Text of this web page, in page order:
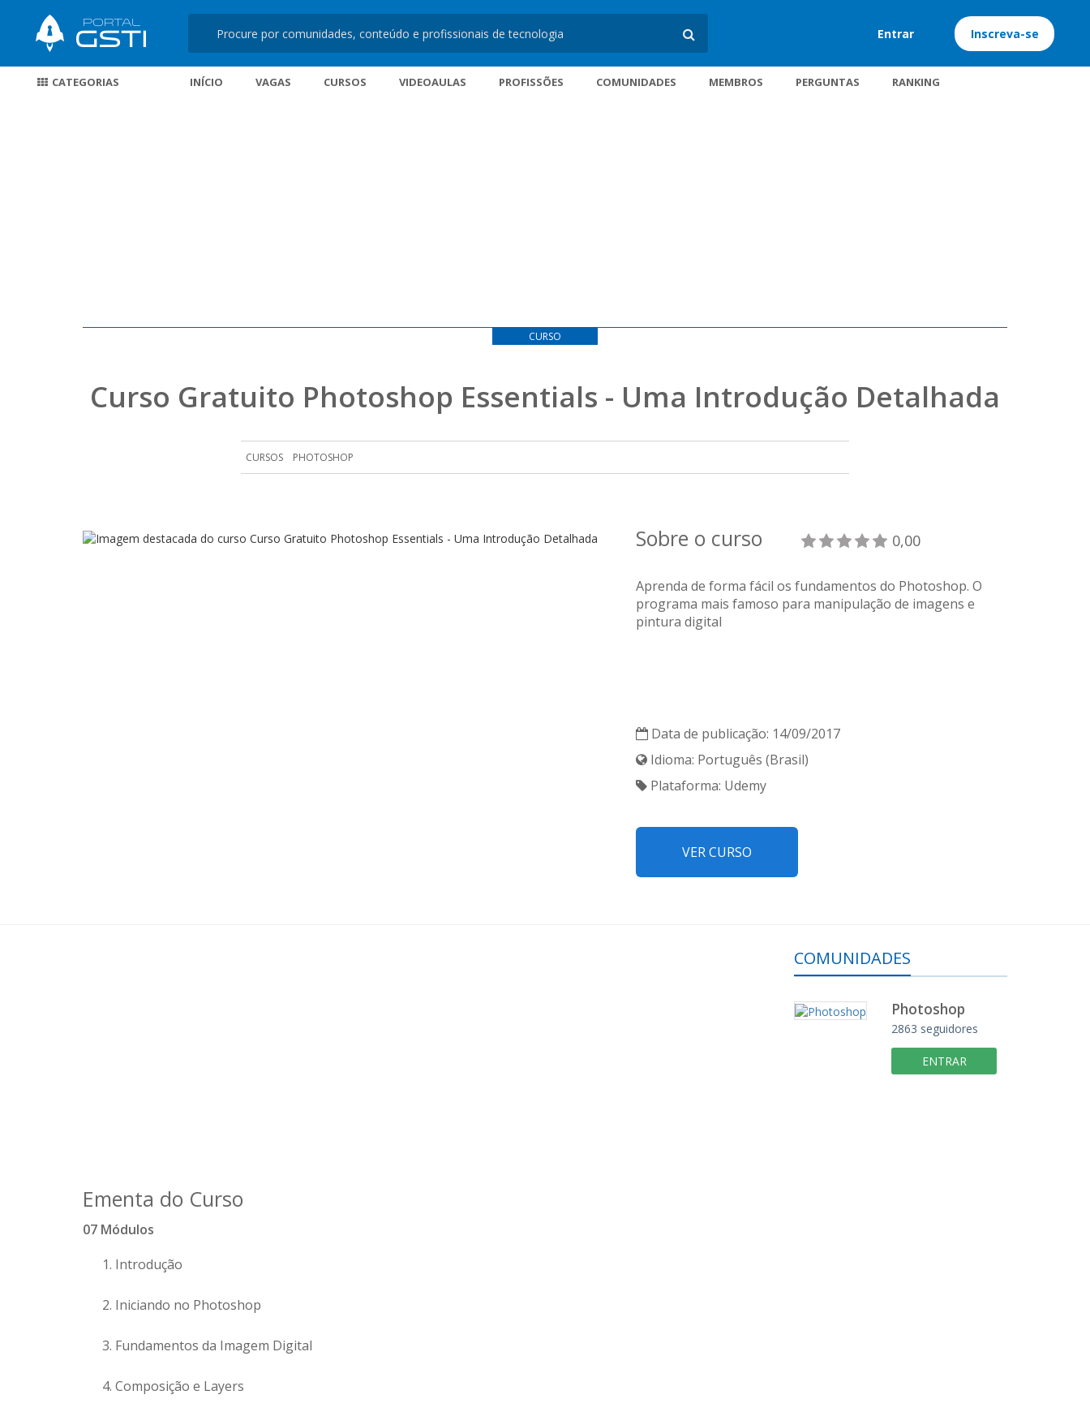
Entrar Inscreva-se
CATEGORIAS INÍCIO VAGAS CURSOS VIDEOAULAS PROFISSÕES COMUNIDADES MEMBROS PERGUNTAS RANKING
CURSO
Curso Gratuito Photoshop Essentials - Uma Introdução Detalhada
CURSOS PHOTOSHOP
Sobre o curso 0,00
Aprenda de forma fácil os fundamentos do Photoshop. O
programa mais famoso para manipulação de imagens e
pintura digital
Data de publicação: 14/09/2017
Idioma: Português (Brasil)
Plataforma: Udemy
VER CURSO
Ementa do Curso
07 Módulos
Introdução
Iniciando no Photoshop
Fundamentos da Imagem Digital
Composição e Layers
COMUNIDADES
Photoshop
2863 seguidores
ENTRAR